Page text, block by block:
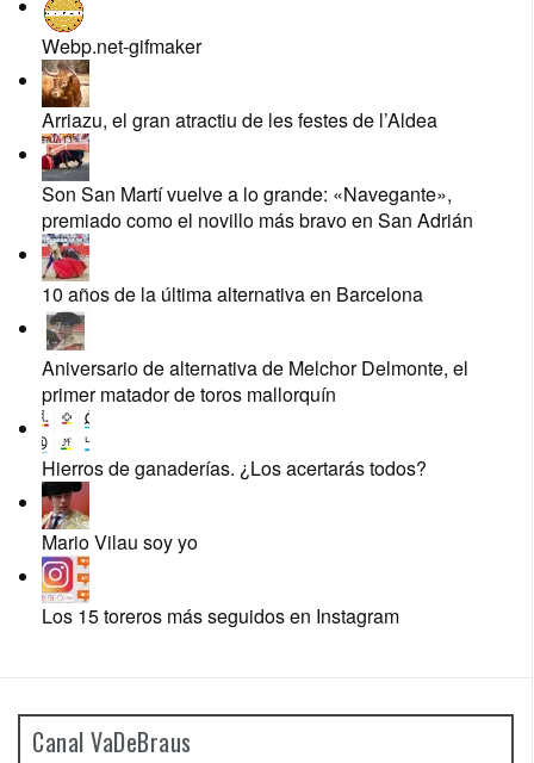
Webp.net-gifmaker
Arriazu, el gran atractiu de les festes de l’Aldea
Son San Martí vuelve a lo grande: «Navegante»,
premiado como el novillo más bravo en San Adrián
10 años de la última alternativa en Barcelona
Aniversario de alternativa de Melchor Delmonte, el
primer matador de toros mallorquín
Hierros de ganaderías. ¿Los acertarás todos?
Mario Vilau soy yo
Los 15 toreros más seguidos en Instagram
Canal VaDeBraus